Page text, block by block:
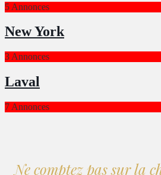
5 Annonces
New York
3 Annonces
Laval
7 Annonces
Ne comptez pas sur la